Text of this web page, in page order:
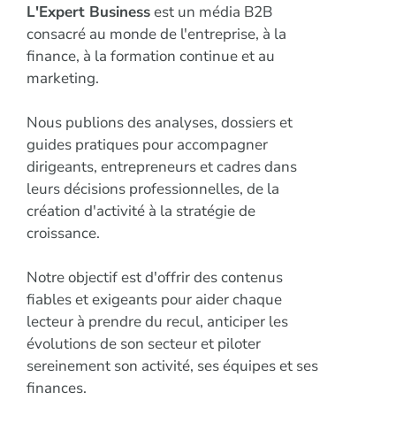
L'Expert Businessest un média B2B
consacré au monde de l'entreprise, à la
finance, à la formation continue et au
marketing.
Nous publions des analyses, dossiers et
guides pratiques pour accompagner
dirigeants, entrepreneurs et cadres dans
leurs décisions professionnelles, de la
création d'activité à la stratégie de
croissance.
Notre objectif est d'offrir des contenus
fiables et exigeants pour aider chaque
lecteur à prendre du recul, anticiper les
évolutions de son secteur et piloter
sereinement son activité, ses équipes et ses
finances.